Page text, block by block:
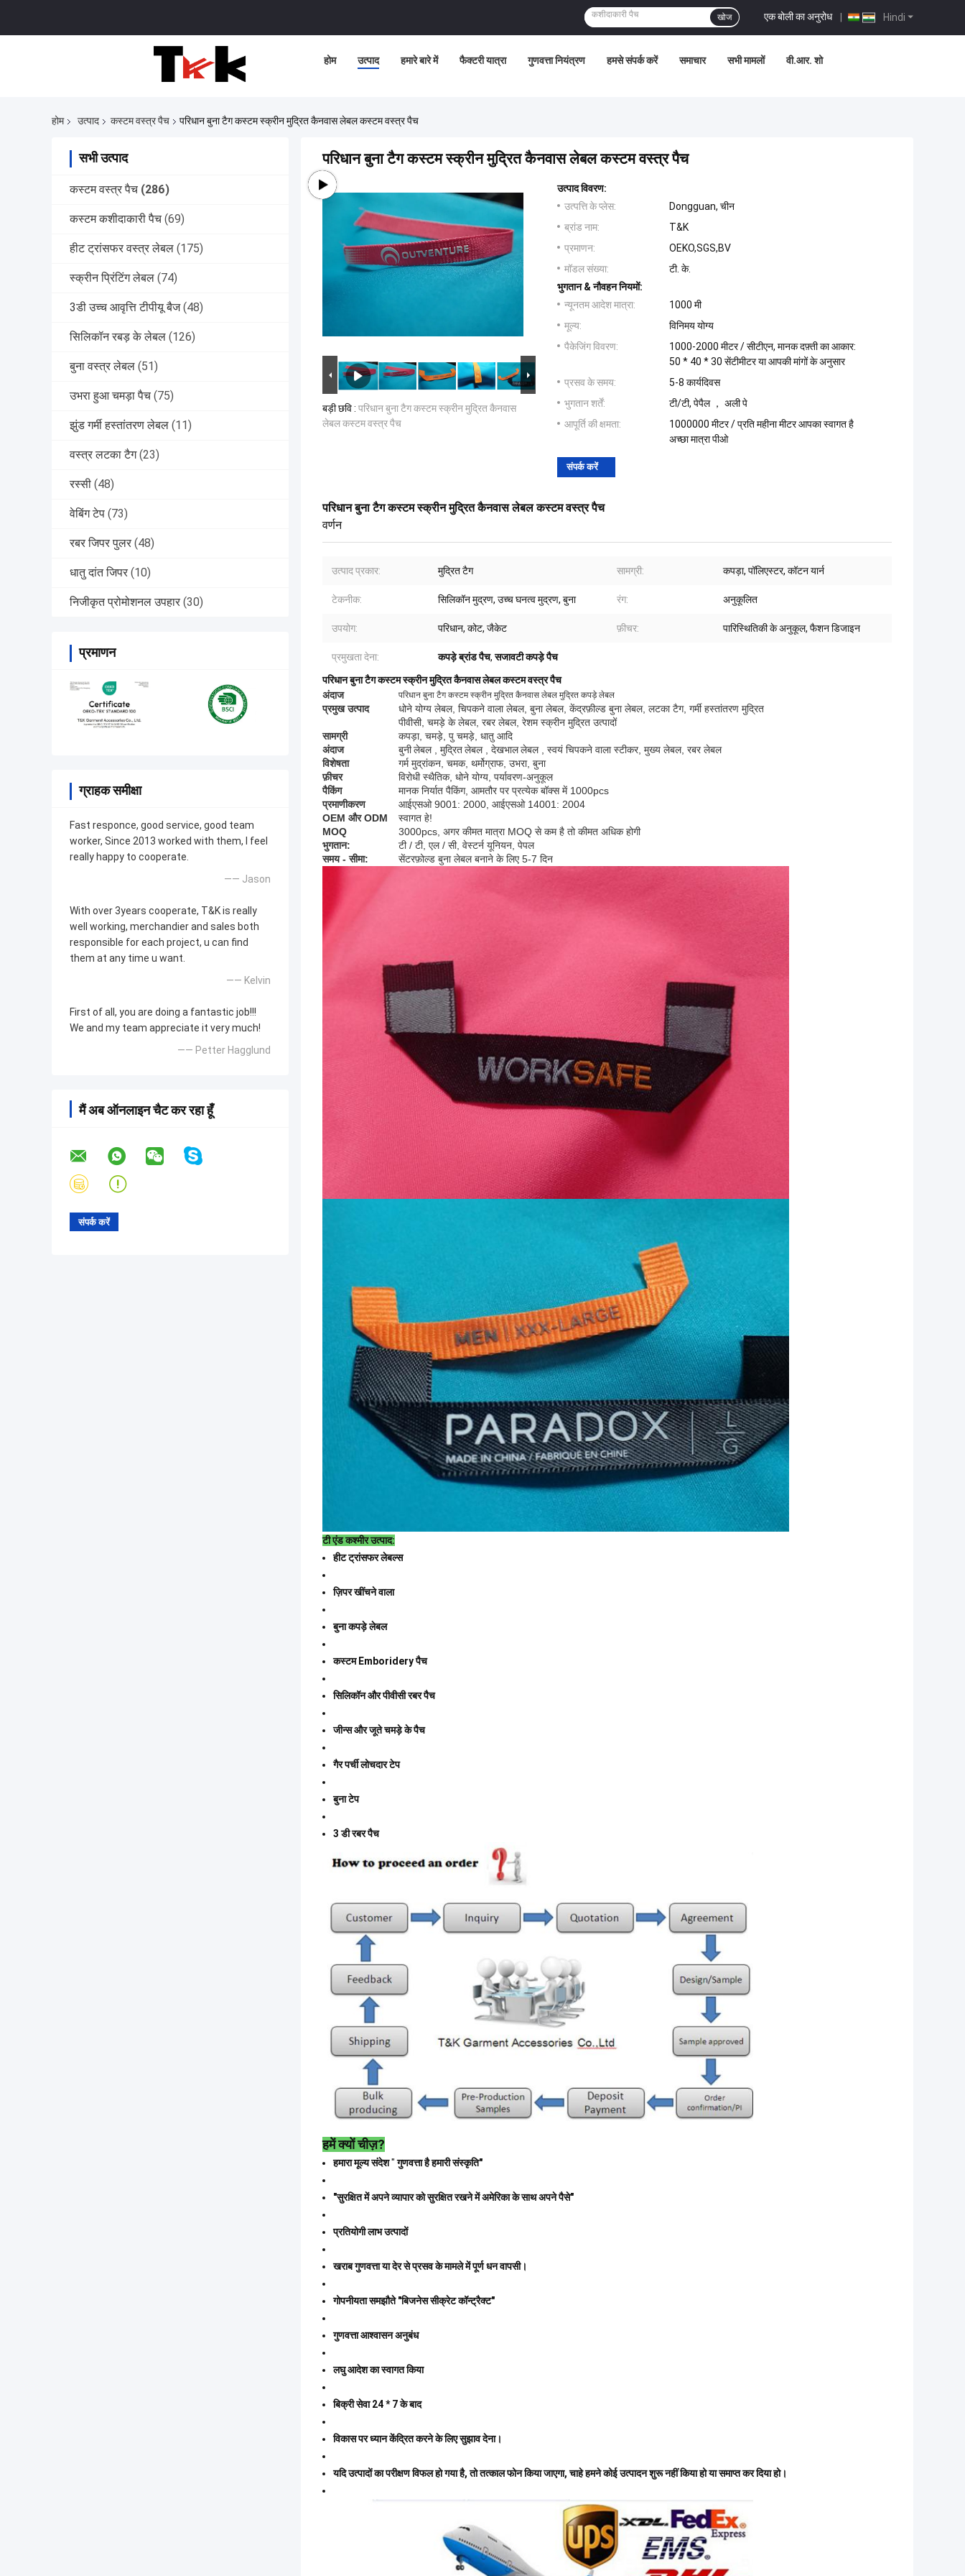
Hindi
एक बोली का अनुरोध |
खोज
होम उत्पाद हमारे बारे में फैक्टरी यात्रा गुणवत्ता नियंत्रण हमसे संपर्क करें समाचार सभी मामलों वी.आर. शो
होम उत्पाद कस्टम वस्त्र पैच परिधान बुना टैग कस्टम स्क्रीन मुद्रित कैनवास लेबल कस्टम वस्त्र पैच
सभी उत्पाद
कस्टम वस्त्र पैच (286)
कस्टम कशीदाकारी पैच (69)
हीट ट्रांसफर वस्त्र लेबल (175)
स्क्रीन प्रिंटिंग लेबल (74)
3डी उच्च आवृत्ति टीपीयू बैज (48)
सिलिकॉन रबड़ के लेबल (126)
बुना वस्त्र लेबल (51)
उभरा हुआ चमड़ा पैच (75)
झुंड गर्मी हस्तांतरण लेबल (11)
वस्त्र लटका टैग (23)
रस्सी (48)
वेबिंग टेप (73)
रबर जिपर पुलर (48)
धातु दांत जिपर (10)
निजीकृत प्रोमोशनल उपहार (30)
प्रमाणन
ग्राहक समीक्षा
Fast responce, good service, good team
worker, Since 2013 worked with them, I feel
really happy to cooperate.
—— Jason
With over 3years cooperate, T&K is really
well working, merchandier and sales both
responsible for each project, u can find
them at any time u want.
—— Kelvin
First of all, you are doing a fantastic job!!!
We and my team appreciate it very much!
—— Petter Hagglund
मैं अब ऑनलाइन चैट कर रहा हूँ
परिधान बुना टैग कस्टम स्क्रीन मुद्रित कैनवास लेबल कस्टम वस्त्र पैच
बड़ी छवि : परिधान बुना टैग कस्टम स्क्रीन मुद्रित कैनवास
लेबल कस्टम वस्त्र पैच
उत्पाद विवरण:
उत्पत्ति के प्लेस:
Dongguan, चीन
ब्रांड नाम:
T&K
प्रमाणन:
OEKO,SGS,BV
मॉडल संख्या:
टी. के.
भुगतान & नौवहन नियमों:
न्यूनतम आदेश मात्रा:
1000 मी
मूल्य:
विनिमय योग्य
पैकेजिंग विवरण:
1000-2000 मीटर / सीटीएन, मानक दफ़्ती का आकार:
50 * 40 * 30 सेंटीमीटर या आपकी मांगों के अनुसार
प्रसव के समय:
5-8 कार्यदिवस
भुगतान शर्तें:
टी/टी, पेपैल ， अली पे
आपूर्ति की क्षमता:
1000000 मीटर / प्रति महीना मीटर आपका स्वागत है
अच्छा मात्रा पीओ
संपर्क करें
परिधान बुना टैग कस्टम स्क्रीन मुद्रित कैनवास लेबल कस्टम वस्त्र पैच
वर्णन
उत्पाद प्रकार: मुद्रित टैग सामग्री: कपड़ा, पॉलिएस्टर, कॉटन यार्न
टेकनीक: सिलिकॉन मुद्रण, उच्च घनत्व मुद्रण, बुना रंग: अनुकूलित
उपयोग: परिधान, कोट, जैकेट फ़ीचर: पारिस्थितिकी के अनुकूल, फैशन डिजाइन
प्रमुखता देना: कपड़े ब्रांड पैच,सजावटी कपड़े पैच
परिधान बुना टैग कस्टम स्क्रीन मुद्रित कैनवास लेबल कस्टम वस्त्र पैच
अंदाज
परिधान बुना टैग कस्टम स्क्रीन मुद्रित कैनवास लेबल मुद्रित कपड़े लेबल
प्रमुख उत्पाद
धोने योग्य लेबल, चिपकने वाला लेबल, बुना लेबल, केंद्रफ़ील्ड बुना लेबल, लटका टैग, गर्मी हस्तांतरण मुद्रित
पीवीसी, चमड़े के लेबल, रबर लेबल, रेशम स्क्रीन मुद्रित उत्पादों
सामग्री
कपड़ा, चमड़े, पु चमड़े, धातु आदि
अंदाज
बुनीलेबल , मुद्रितलेबल , देखभाललेबल , स्वयं चिपकने वाला स्टीकर, मुख्य लेबल, रबर लेबल
विशेषता
गर्म मुद्रांकन, चमक, थर्मोग्राफ, उभरा, बुना
फ़ीचर
विरोधी स्थैतिक, धोने योग्य, पर्यावरण-अनुकूल
पैकिंग
मानक निर्यात पैकिंग, आमतौर पर प्रत्येक बॉक्स में 1000pcs
प्रमाणीकरण
आईएसओ 9001: 2000, आईएसओ 14001: 2004
OEM और ODM
स्वागत हे!
MOQ
3000pcs, अगर कीमत मात्रा MOQ से कम है तो कीमत अधिक होगी
भुगतान:
टी / टी, एल / सी, वेस्टर्न यूनियन, पेपल
समय - सीमा:
सेंटरफ़ोल्ड बुना लेबल बनाने के लिए 5-7 दिन
टी एंड कश्मीर उत्पाद:
हीट ट्रांसफर लेबल्स
ज़िपर खींचने वाला
बुना कपड़े लेबल
कस्टम Emboridery पैच
सिलिकॉन और पीवीसी रबर पैच
जीन्स और जूते चमड़े के पैच
गैर पर्ची लोचदार टेप
बुना टेप
3 डी रबर पैच
हमें क्यों चीज़?
हमारा मूल्य संदेश"गुणवत्ता है हमारी संस्कृति"
"सुरक्षित में अपने व्यापार को सुरक्षित रखने में अमेरिका के साथ अपने पैसे"
प्रतियोगी लाभ उत्पादों
खराब गुणवत्ता या देर से प्रसव के मामले में पूर्ण धन वापसी।
गोपनीयता समझौते "बिजनेस सीक्रेट कॉन्ट्रैक्ट"
गुणवत्ता आश्वासन अनुबंध
लघु आदेश का स्वागत किया
बिक्री सेवा 24 * 7 के बाद
विकास पर ध्यान केंद्रित करने के लिए सुझाव देना।
यदि उत्पादों का परीक्षण विफल हो गया है, तो तत्काल फोन किया जाएगा, चाहे हमने कोई उत्पादन शुरू नहीं किया हो या समाप्त कर दिया हो।